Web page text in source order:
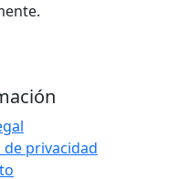
de privacidad